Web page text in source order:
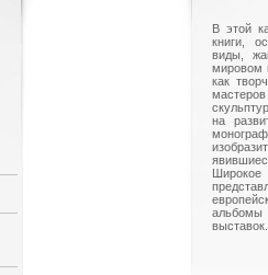
В этой
книги,
виды,
мировом
как
на
выставок.